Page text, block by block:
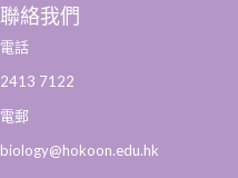
聯絡我們
電話
2413 7122
電郵
biology@hokoon.edu.hk​